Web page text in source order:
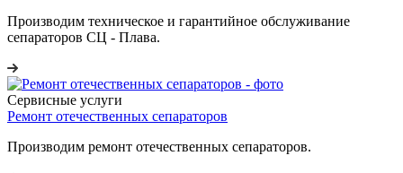
Производим техническое и гарантийное обслуживание
сепараторов СЦ - Плава.
Сервисные услуги
Ремонт отечественных сепараторов
Производим ремонт отечественных сепараторов.